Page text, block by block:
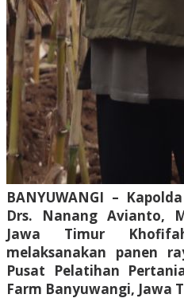
‎BANYUWANGI –
Drs. Nanang Avianto,
Jawa Timur
melaksanakan panen
Pusat Pelatihan
Farm Banyuwangi, Jawa